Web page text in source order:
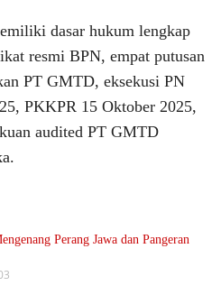
dasar hukum lengkap
resmi BPN, empat putusan
PT GMTD, eksekusi PN
PKKPR 15 Oktober 2025,
audited PT GMTD
Perang Jawa dan Pangeran